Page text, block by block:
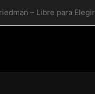
– Libre para Elegir